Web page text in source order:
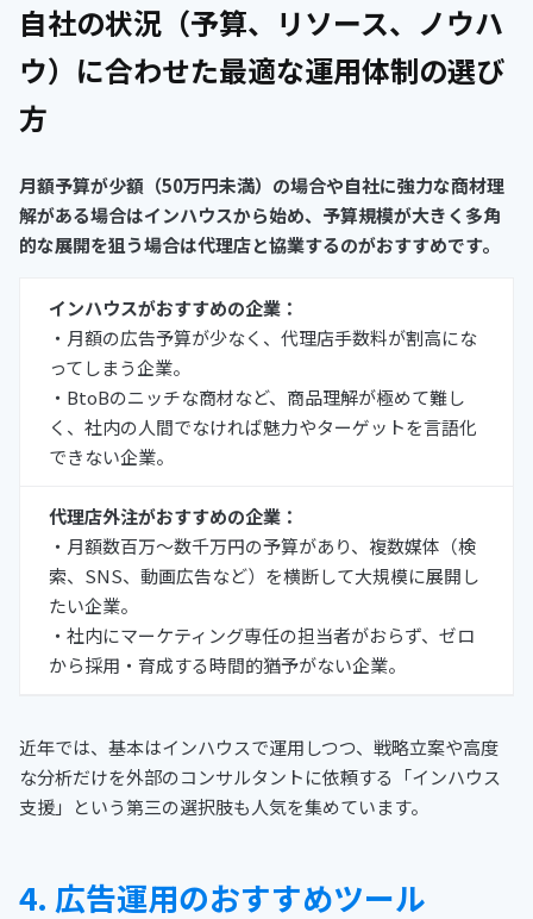
自社の状況（予算、リソース、ノウハ
ウ）に合わせた最適な運用体制の選び
方
月額予算が少額（50万円未満）の場合や自社に強力な商材理
解がある場合はインハウスから始め、予算規模が大きく多角
的な展開を狙う場合は代理店と協業するのがおすすめです。
インハウスがおすすめの企業：
・月額の広告予算が少なく、代理店手数料が割高にな
ってしまう企業。
・BtoBのニッチな商材など、商品理解が極めて難し
く、社内の人間でなければ魅力やターゲットを言語化
できない企業。
代理店外注がおすすめの企業：
・月額数百万〜数千万円の予算があり、複数媒体（検
索、SNS、動画広告など）を横断して大規模に展開し
たい企業。
・社内にマーケティング専任の担当者がおらず、ゼロ
から採用・育成する時間的猶予がない企業。
近年では、基本はインハウスで運用しつつ、戦略立案や高度
な分析だけを外部のコンサルタントに依頼する「インハウス
支援」という第三の選択肢も人気を集めています。
4. 広告運用のおすすめツール